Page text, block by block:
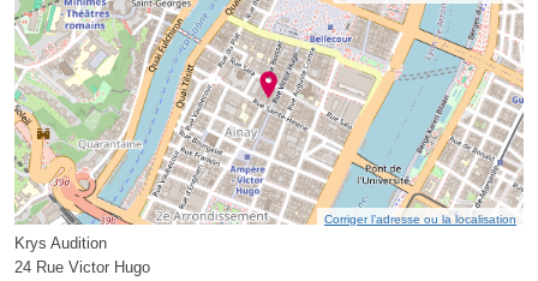
Corriger l’adresse ou la localisation
Krys Audition
24 Rue Victor Hugo